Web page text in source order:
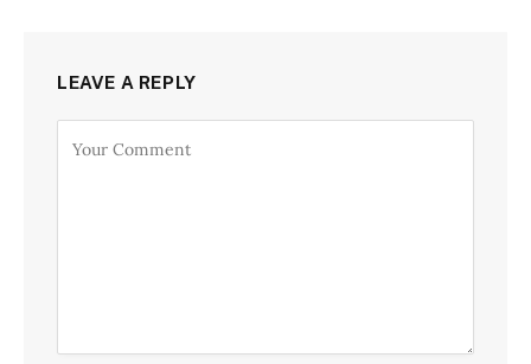
LEAVE A REPLY